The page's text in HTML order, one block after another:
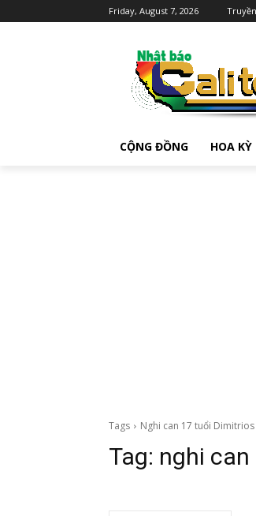
Friday, August 7, 2026
CỘNG ĐỒNG HOA KỲ
Tags Nghi can 17 tuổi
Tag: nghi